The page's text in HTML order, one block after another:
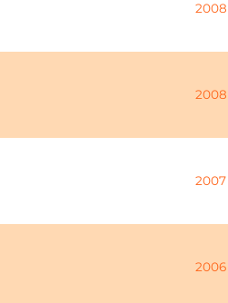
2008
2008
2007
2006